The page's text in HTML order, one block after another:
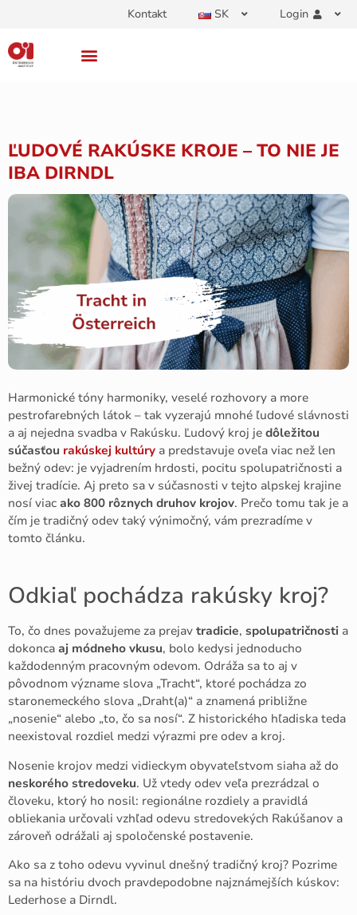
Kontakt SK Login
ĽUDOVÉ RAKÚSKE KROJE – TO NIE JE
IBA DIRNDL
Harmonické tóny harmoniky, veselé rozhovory a more
pestrofarebných látok – tak vyzerajú mnohé ľudové slávnosti
a aj nejedna svadba v Rakúsku. Ľudový kroj je dôležitou
súčasťou rakúskej kultúry a predstavuje oveľa viac než len
bežný odev: je vyjadrením hrdosti, pocitu spolupatričnosti a
živej tradície. Aj preto sa v súčasnosti v tejto alpskej krajine
nosí viac ako 800 rôznych druhov krojov. Prečo tomu tak je a
čím je tradičný odev taký výnimočný, vám prezradíme v
tomto článku.
Odkiaľ pochádza rakúsky kroj?
To, čo dnes považujeme za prejav tradicie, spolupatričnosti a
dokonca aj módneho vkusu, bolo kedysi jednoducho
každodenným pracovným odevom. Odráža sa to aj v
pôvodnom význame slova „Tracht“, ktoré pochádza zo
staronemeckého slova „Draht(a)“ a znamená približne
„nosenie“ alebo „to, čo sa nosí“. Z historického hľadiska teda
neexistoval rozdiel medzi výrazmi pre odev a kroj.
Nosenie krojov medzi vidieckym obyvateľstvom siaha až do
neskorého stredoveku. Už vtedy odev veľa prezrádzal o
človeku, ktorý ho nosil: regionálne rozdiely a pravidlá
obliekania určovali vzhľad odevu stredovekých Rakúšanov a
zároveň odrážali aj spoločenské postavenie.
Ako sa z toho odevu vyvinul dnešný tradičný kroj? Pozrime
sa na históriu dvoch pravdepodobne najznámejších kúskov:
Lederhose a Dirndl.